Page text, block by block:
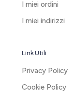
I miei ordini
I miei indirizzi
Link Utili
Privacy Policy
Cookie Policy